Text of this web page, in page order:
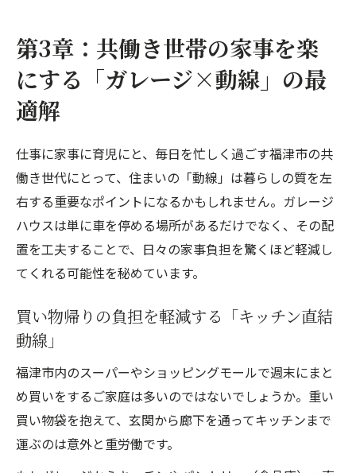
第3章：共働き世帯の家事を楽
にする「ガレージ×動線」の最
適解
仕事に家事に育児にと、毎日を忙しく過ごす福津市の共
働き世代にとって、住まいの「動線」は暮らしの質を左
右する重要なポイントになるかもしれません。ガレージ
ハウスは単に車を停める場所があるだけでなく、その配
置を工夫することで、日々の家事負担を驚くほど軽減し
てくれる可能性を秘めています。
買い物帰りの負担を軽減する「キッチン直結
動線」
福津市内のスーパーやショッピングモールで週末にまと
め買いをするご家庭は多いのではないでしょうか。重い
買い物袋を抱えて、玄関から廊下を通ってキッチンまで
運ぶのは意外と重労働です。